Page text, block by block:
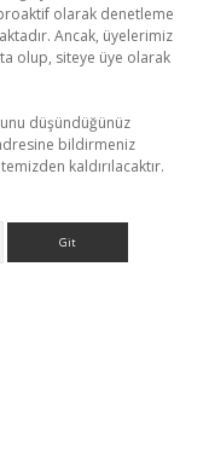
olarak denetleme
Ancak, üyelerimiz
olup, siteye üye olarak
düşündüğünüz
bildirmeniz
kaldırılacaktır.